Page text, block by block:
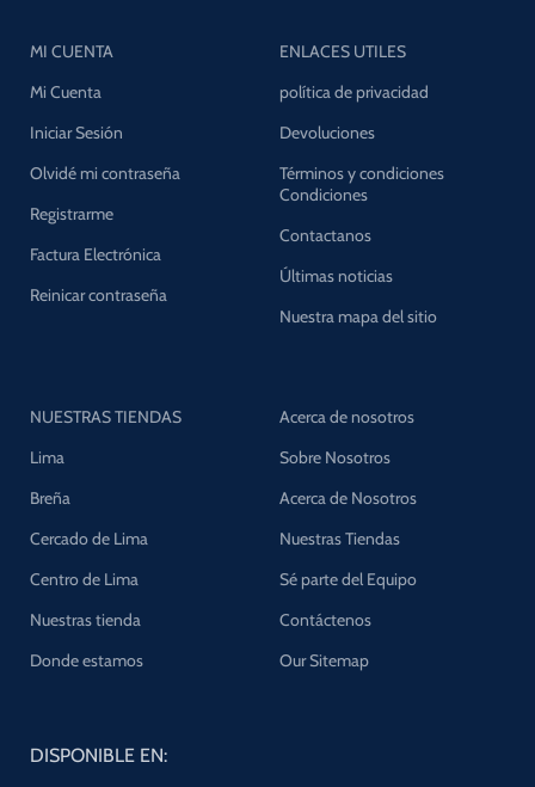
MI CUENTA
Mi Cuenta
Iniciar Sesión
Olvidé mi contraseña
Registrarme
Factura Electrónica
Reinicar contraseña
ENLACES UTILES
política de privacidad
Devoluciones
Términos y condiciones
Condiciones
Contactanos
Últimas noticias
Nuestra mapa del sitio
NUESTRAS TIENDAS
Lima
Breña
Cercado de Lima
Centro de Lima
Nuestras tienda
Donde estamos
Acerca de nosotros
Sobre Nosotros
Acerca de Nosotros
Nuestras Tiendas
Sé parte del Equipo
Contáctenos
Our Sitemap
DISPONIBLE EN: